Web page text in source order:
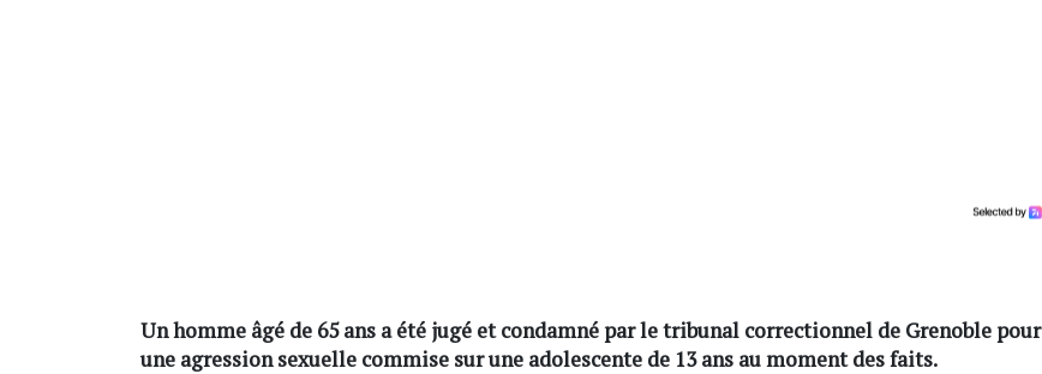
Un homme âgé de 65 ans a été jugé et condamné par le tribunal correctionnel de Grenoble pour
une agression sexuelle commise sur une adolescente de 13 ans au moment des faits.